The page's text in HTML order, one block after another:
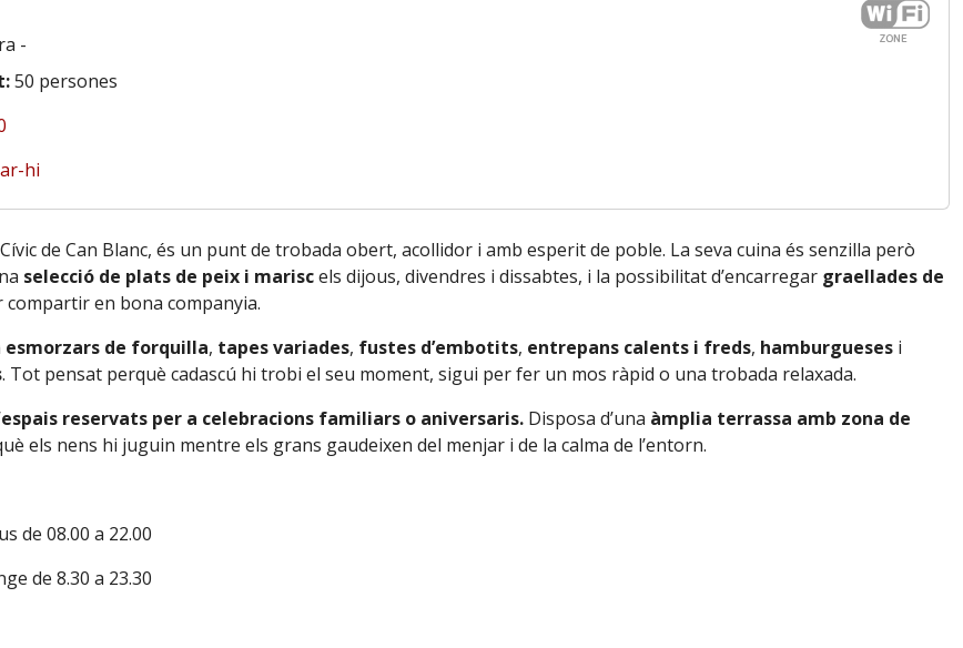
-
50 persones
hi
de Can Blanc, és un punt de trobada obert, acollidor i amb esperit de poble. La seva cuina és senzilla però
selecció de plats de peix i mariscels dijous, divendres i dissabtes, i la possibilitat d’encarregar graellades de
compartir en bona companyia.
esmorzars de forquilla, tapes variades, fustes d’embotits, entrepans calents i freds, hamburgueses i
. Tot pensat perquè cadascú hi trobi el seu moment, sigui per fer un mos ràpid o una trobada relaxada.
espais reservats per a celebracions familiars o aniversaris. Disposa d’una àmplia terrassa amb zona de
els nens hi juguin mentre els grans gaudeixen del menjar i de la calma de l’entorn.
de 08.00 a 22.00
de 8.30 a 23.30